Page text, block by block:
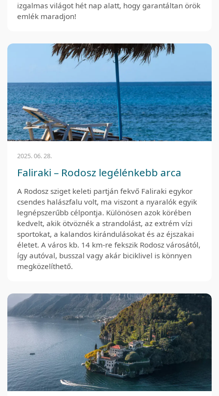
izgalmas világot hét nap alatt, hogy garantáltan örök
emlék maradjon!
2025. 06. 28.
Faliraki – Rodosz legélénkebb arca
A Rodosz sziget keleti partján fekvő Faliraki egykor
csendes halászfalu volt, ma viszont a nyaralók egyik
legnépszerűbb célpontja. Különösen azok körében
kedvelt, akik ötvöznék a strandolást, az extrém vízi
sportokat, a kalandos kirándulásokat és az éjszakai
életet. A város kb. 14 km-re fekszik Rodosz városától,
így autóval, busszal vagy akár biciklivel is könnyen
megközelíthető.